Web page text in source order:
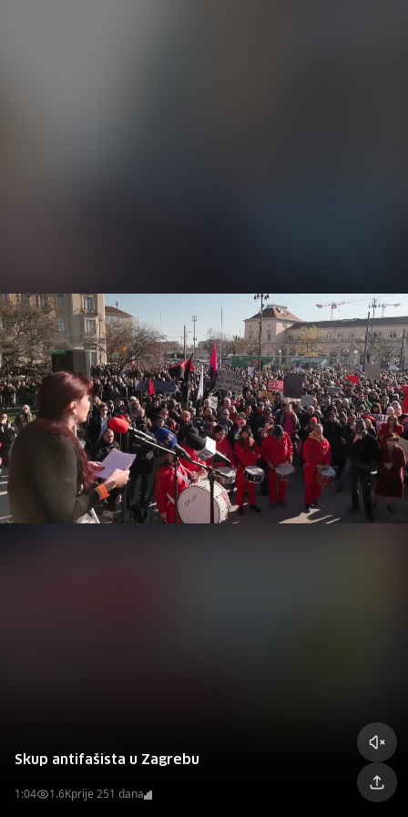
Skup antifašista u Zagrebu
1:04 1.6Kprije 251 dana